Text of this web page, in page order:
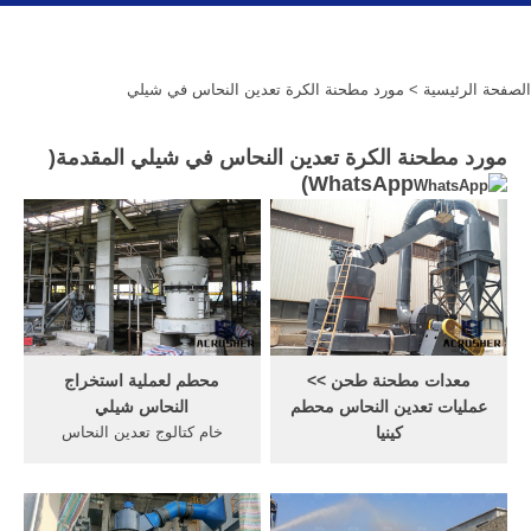
الصفحة الرئيسية > مورد مطحنة الكرة تعدين النحاس في شيلي
مورد مطحنة الكرة تعدين النحاس في شيلي المقدمة(
WhatsApp
)
محطم لعملية استخراج
النحاس شيلي
خام كتالوج تعدين النحاس
powerasia تعدين خام النحاس
معدات مطحنة طحن >>
عمليات تعدين النحاس محطم
كينيا
تعدين الذهب في كسارة كندا